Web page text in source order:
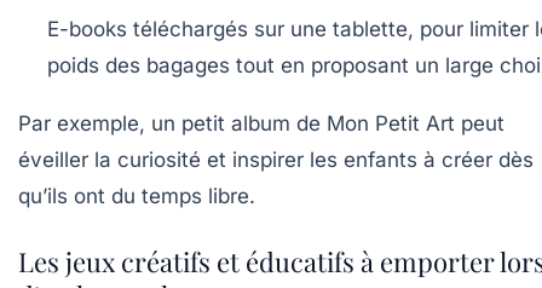
E-books téléchargés sur une tablette, pour limiter
poids des bagages tout en proposant un large
Par exemple, un petit album de Mon Petit Art peut
éveiller la curiosité et inspirer les enfants à créer dès
qu’ils ont du temps libre.
Les jeux créatifs et éducatifs à emporter